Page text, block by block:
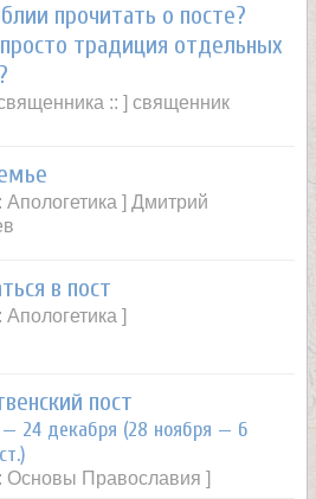
прочитать о посте?
традиция отдельных
:: ] священник
Апологетика ] Дмитрий
в пост
Апологетика ]
пост
— 24 декабря (28 ноября — 6
Основы Православия ]